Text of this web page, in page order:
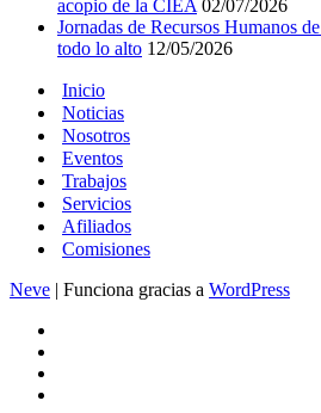
acopio de la CIEA 02/07/2026
Jornadas de Recursos Humanos
todo lo alto 12/05/2026
Inicio
Noticias
Nosotros
Eventos
Trabajos
Servicios
Afiliados
Comisiones
Neve | Funciona gracias a WordPress